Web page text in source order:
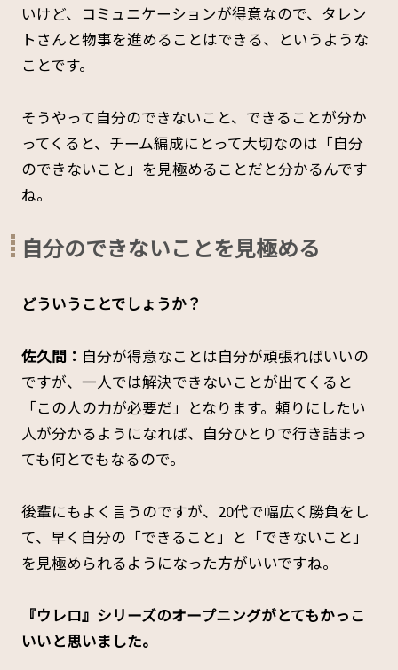
いけど、コミュニケーションが得意なので、タレン
トさんと物事を進めることはできる、というような
ことです。
そうやって自分のできないこと、できることが分か
ってくると、チーム編成にとって大切なのは「自分
のできないこと」を見極めることだと分かるんです
ね。
自分のできないことを見極める
――どういうことでしょうか？
佐久間： 自分が得意なことは自分が頑張ればいいの
ですが、一人では解決できないことが出てくると
「この人の力が必要だ」となります。頼りにしたい
人が分かるようになれば、自分ひとりで行き詰まっ
ても何とでもなるので。
後輩にもよく言うのですが、20代で幅広く勝負をし
て、早く自分の「できること」と「できないこと」
を見極められるようになった方がいいですね。
――『ウレロ』シリーズのオープニングがとてもかっこ
いいと思いました。